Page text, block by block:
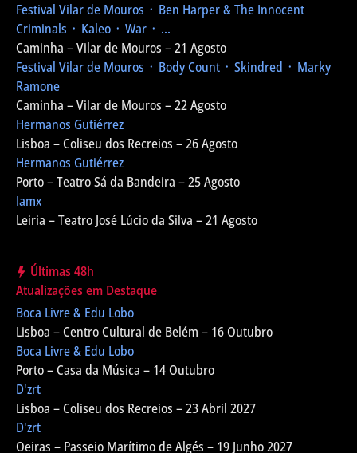
Festival Vilar de Mouros ᛫ Ben Harper & The Innocent
Criminals ᛫ Kaleo ᛫ War ᛫ ...
Caminha – Vilar de Mouros – 21 Agosto
Festival Vilar de Mouros ᛫ Body Count ᛫ Skindred ᛫ Marky
Ramone
Caminha – Vilar de Mouros – 22 Agosto
Hermanos Gutiérrez
Lisboa – Coliseu dos Recreios – 26 Agosto
Hermanos Gutiérrez
Porto – Teatro Sá da Bandeira – 25 Agosto
Iamx
Leiria – Teatro José Lúcio da Silva – 21 Agosto
Últimas 48h
Atualizações em Destaque
Boca Livre & Edu Lobo
Lisboa – Centro Cultural de Belém – 16 Outubro
Boca Livre & Edu Lobo
Porto – Casa da Música – 14 Outubro
D'zrt
Lisboa – Coliseu dos Recreios – 23 Abril 2027
D'zrt
Oeiras – Passeio Marítimo de Algés – 19 Junho 2027